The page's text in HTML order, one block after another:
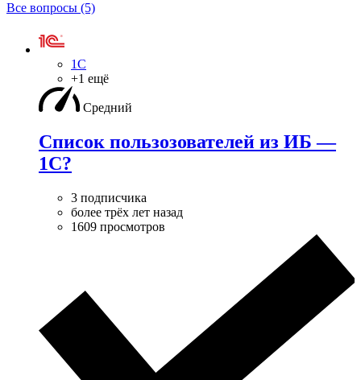
Все вопросы (5)
1С
+1 ещё
Средний
Список пользозователей из ИБ —
1С?
3 подписчика
более трёх лет назад
1609 просмотров